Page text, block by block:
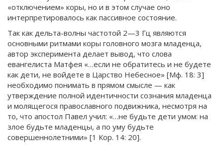
«отключением» коры, но и в этом случае оно
интерпретировалось как пассивное состояние.
Так как дельта-волны частотой 2—3 Гц являются
основными ритмами коры головного мозга младенца,
автор эксперимента делает вывод, что слова
евангелиста Матфея «…если не обратитесь и не будете
как дети, не войдете в Царство Небесное» [Мф. 18: 3]
необходимо понимать в прямом смысле — как
утверждение полной идентичности сознания младенца
и молящегося православного подвижника, несмотря на
то, что апостол Павел учил: «…не будьте дети умом: на
злое будьте младенцы, а по уму будьте
совершеннолетними» [1 Кор. 14: 20].